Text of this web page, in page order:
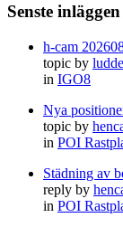
Senste inläggen
h-cam
topic by
in IGO8
Nya
topic by
in POI
Städning av
reply by
in POI